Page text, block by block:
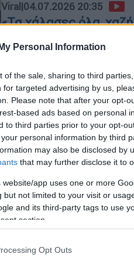
Personal Information
of the sale, sharing to third
for targeted advertising by us,
Please note that after your opt-
based ads based on personal
to third parties prior to your opt-
personal information by third
may also be disclosed by
that may further disclose it to
website/app uses one or more
but not limited to your visit or
and its third-party tags to use
section.
Opt Outs
Viral|04.07.2026 20:35
«Τα χάλασες όλα,
που σε βρίζει αν
Επικά βίντεο
Το νέο trend του TikTok
άρωμα Ελλάδας
18.06.2026 12:42
Μητσοτάκης για
πληρώσεις στο super
μπορείς να ξέρεις πού
φθηνό το καλάθι σου»
Το βίντεο του